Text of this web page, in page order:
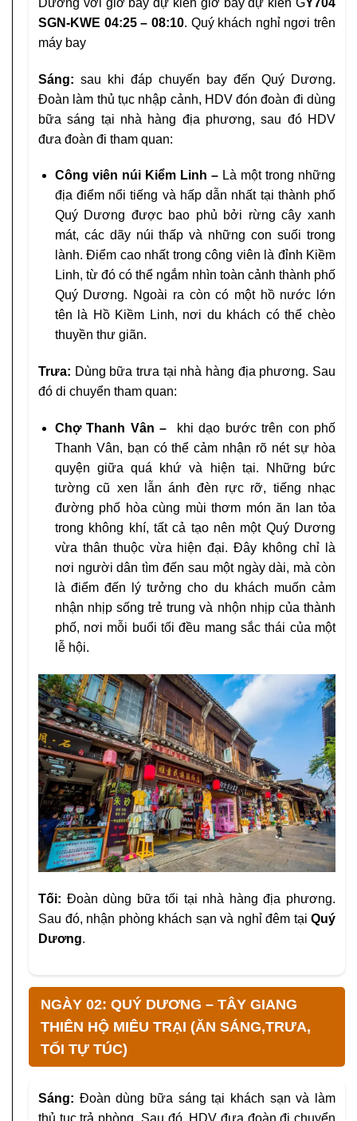
SGN-KWE 04:25 – 08:10. Quý khách nghỉ ngơi trên
máy bay
Sáng: sau khi đáp chuyến bay đến Quý Dương.
Đoàn làm thủ tục nhập cảnh, HDV đón đoàn đi dùng
bữa sáng tại nhà hàng địa phương, sau đó HDV
đưa đoàn đi tham quan:
Công viên núi Kiểm Linh –Là một trong những
địa điểm nổi tiếng và hấp dẫn nhất tại thành phố
Quý Dương được bao phủ bởi rừng cây xanh
mát, các dãy núi thấp và những con suối trong
lành. Điểm cao nhất trong công viên là đỉnh Kiềm
Linh, từ đó có thể ngắm nhìn toàn cảnh thành phố
Quý Dương. Ngoài ra còn có một hồ nước lớn
tên là Hồ Kiềm Linh, nơi du khách có thể chèo
thuyền thư giãn.
Trưa: Dùng bữa trưa tại nhà hàng địa phương. Sau
đó di chuyển tham quan:
Chợ Thanh Vân – khi dạo bước trên con phố
Thanh Vân, bạn có thể cảm nhận rõ nét sự hòa
quyện giữa quá khứ và hiện tại. Những bức
tường cũ xen lẫn ánh đèn rực rỡ, tiếng nhạc
đường phố hòa cùng mùi thơm món ăn lan tỏa
trong không khí, tất cả tạo nên một Quý Dương
vừa thân thuộc vừa hiện đại. Đây không chỉ là
nơi người dân tìm đến sau một ngày dài, mà còn
là điểm đến lý tưởng cho du khách muốn cảm
nhận nhịp sống trẻ trung và nhộn nhịp của thành
phố, nơi mỗi buổi tối đều mang sắc thái của một
lễ hội.
Tối: Đoàn dùng bữa tối tại nhà hàng địa phương.
Sau đó, nhận phòng khách sạn và nghỉ đêm tại Quý
Dương.
NGÀY 02: QUÝ DƯƠNG – TÂY GIANG
THIÊN HỘ MIÊU TRẠI (ĂN SÁNG,TRƯA,
TỐI TỰ TÚC)
Sáng: Đoàn dùng bữa sáng tại khách sạn và làm
thủ tục trả phòng. Sau đó, HDV đưa đoàn đi chuyển